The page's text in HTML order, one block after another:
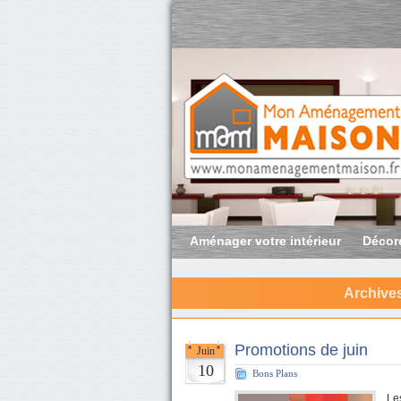
Aménager votre intérieur
Juin
10
Promotions de juin
Bons Plans